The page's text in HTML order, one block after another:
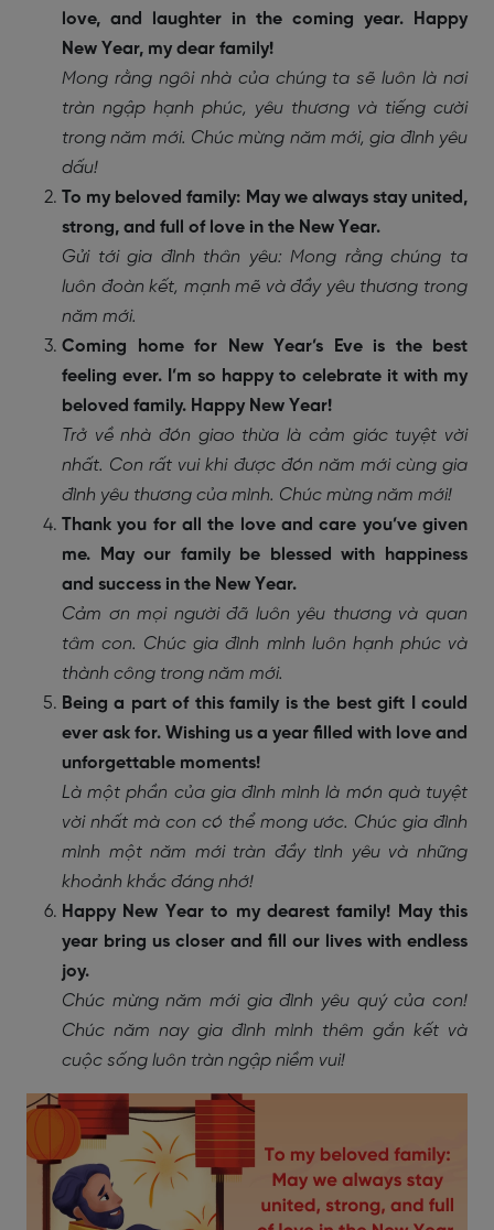
love, and laughter in the coming year. Happy
New Year, my dear family!
Mong rằng ngôi nhà của chúng ta sẽ luôn là nơi
tràn ngập hạnh phúc, yêu thương và tiếng cười
trong năm mới. Chúc mừng năm mới, gia đình yêu
dấu!
To my beloved family: May we always stay united,
strong, and full of love in the New Year.
Gửi tới gia đình thân yêu: Mong rằng chúng ta
luôn đoàn kết, mạnh mẽ và đầy yêu thương trong
năm mới.
Coming home for New Year’s Eve is the best
feeling ever. I’m so happy to celebrate it with my
beloved family. Happy New Year!
Trở về nhà đón giao thừa là cảm giác tuyệt vời
nhất. Con rất vui khi được đón năm mới cùng gia
đình yêu thương của mình. Chúc mừng năm mới!
Thank you for all the love and care you’ve given
me. May our family be blessed with happiness
and success in the New Year.
Cảm ơn mọi người đã luôn yêu thương và quan
tâm con. Chúc gia đình mình luôn hạnh phúc và
thành công trong năm mới.
Being a part of this family is the best gift I could
ever ask for. Wishing us a year filled with love and
unforgettable moments!
Là một phần của gia đình mình là món quà tuyệt
vời nhất mà con có thể mong ước. Chúc gia đình
mình một năm mới tràn đầy tình yêu và những
khoảnh khắc đáng nhớ!
Happy New Year to my dearest family! May this
year bring us closer and fill our lives with endless
joy.
Chúc mừng năm mới gia đình yêu quý của con!
Chúc năm nay gia đình mình thêm gắn kết và
cuộc sống luôn tràn ngập niềm vui!